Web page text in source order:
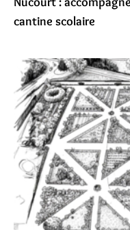
cantine scolaire